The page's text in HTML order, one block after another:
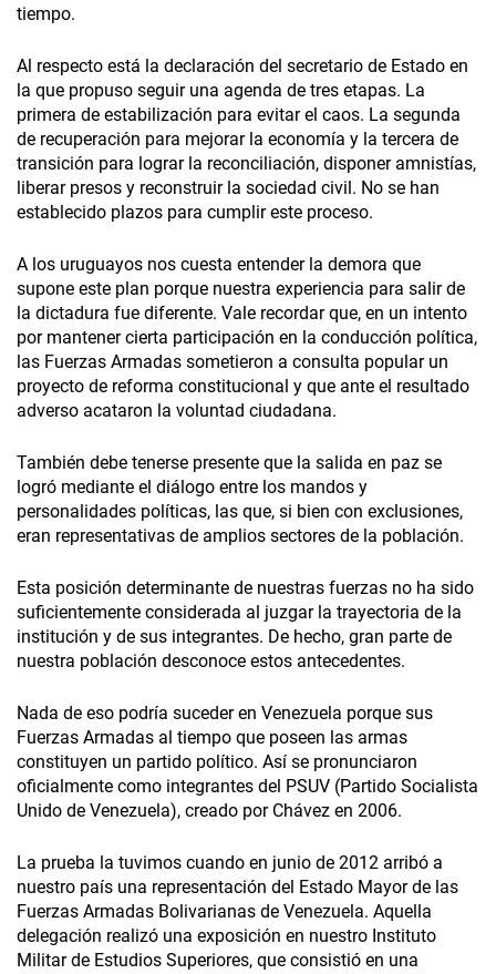
tiempo.
Al respecto está la declaración del secretario de Estado en
la que propuso seguir una agenda de tres etapas. La
primera de estabilización para evitar el caos. La segunda
de recuperación para mejorar la economía y la tercera de
transición para lograr la reconciliación, disponer amnistías,
liberar presos y reconstruir la sociedad civil. No se han
establecido plazos para cumplir este proceso.
A los uruguayos nos cuesta entender la demora que
supone este plan porque nuestra experiencia para salir de
la dictadura fue diferente. Vale recordar que, en un intento
por mantener cierta participación en la conducción política,
las Fuerzas Armadas sometieron a consulta popular un
proyecto de reforma constitucional y que ante el resultado
adverso acataron la voluntad ciudadana.
También debe tenerse presente que la salida en paz se
logró mediante el diálogo entre los mandos y
personalidades políticas, las que, si bien con exclusiones,
eran representativas de amplios sectores de la población.
Esta posición determinante de nuestras fuerzas no ha sido
suficientemente considerada al juzgar la trayectoria de la
institución y de sus integrantes. De hecho, gran parte de
nuestra población desconoce estos antecedentes.
Nada de eso podría suceder en Venezuela porque sus
Fuerzas Armadas al tiempo que poseen las armas
constituyen un partido político. Así se pronunciaron
oficialmente como integrantes del PSUV (Partido Socialista
Unido de Venezuela), creado por Chávez en 2006.
La prueba la tuvimos cuando en junio de 2012 arribó a
nuestro país una representación del Estado Mayor de las
Fuerzas Armadas Bolivarianas de Venezuela. Aquella
delegación realizó una exposición en nuestro Instituto
Militar de Estudios Superiores, que consistió en una